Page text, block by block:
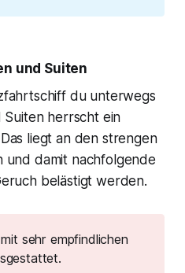
und Suiten
du unterwegs
Suiten herrscht ein
liegt an den strengen
und damit nachfolgende
belästigt werden.
sehr empfindlichen